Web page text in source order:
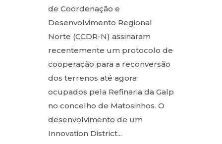
de Coordenação e
Desenvolvimento Regional
Norte (CCDR-N) assinaram
recentemente um protocolo de
cooperação para a reconversão
dos terrenos até agora
ocupados pela Refinaria da Galp
no concelho de Matosinhos. O
desenvolvimento de um
Innovation District...